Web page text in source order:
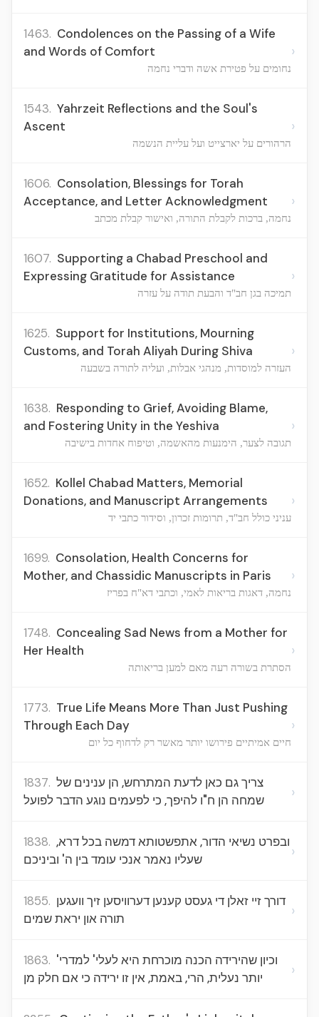
1463. Condolences on the Passing of a Wife
and Words of Comfort
נחומים על פטירת אשה ודברי נחמה
›
1543. Yahrzeit Reflections and the Soul's
Ascent
הרהורים על יארצייט ועל עליית הנשמה
›
1606. Consolation, Blessings for Torah
Acceptance, and Letter Acknowledgment
נחמה, ברכות לקבלת התורה, ואישור קבלת מכתב
›
1607. Supporting a Chabad Preschool and
Expressing Gratitude for Assistance
תמיכה בגן חב"ד והבעת תודה על עזרה
›
1625. Support for Institutions, Mourning
Customs, and Torah Aliyah During Shiva
העזרה למוסדות, מנהגי אבלות, ועליה לתורה בשבעה
›
1638. Responding to Grief, Avoiding Blame,
and Fostering Unity in the Yeshiva
תגובה לצער, הימנעות מהאשמה, וטיפוח אחדות בישיבה
›
1652. Kollel Chabad Matters, Memorial
Donations, and Manuscript Arrangements
עניני כולל חב"ד, תרומות זכרון, וסידור כתבי יד
›
1699. Consolation, Health Concerns for
Mother, and Chassidic Manuscripts in Paris
נחמה, דאגות בריאות לאמי, וכתבי דא"ח בפריז
›
1748. Concealing Sad News from a Mother for
Her Health
הסתרת בשורה רעה מאם למען בריאותה
›
1773. True Life Means More Than Just Pushing
Through Each Day
חיים אמיתיים פירושו יותר מאשר רק לדחוף כל יום
›
1837.
שמחה הן ח"ו להיפך, כי לפעמים נוגע הדבר לפועל
›
1838.
שעליו נאמר אנכי עומד בין ה' וביניכם
›
1855.
תורה און יראת שמים
›
1863.
יותר נעלית, הרי, באמת, אין זו ירידה כי אם חלק מן
›